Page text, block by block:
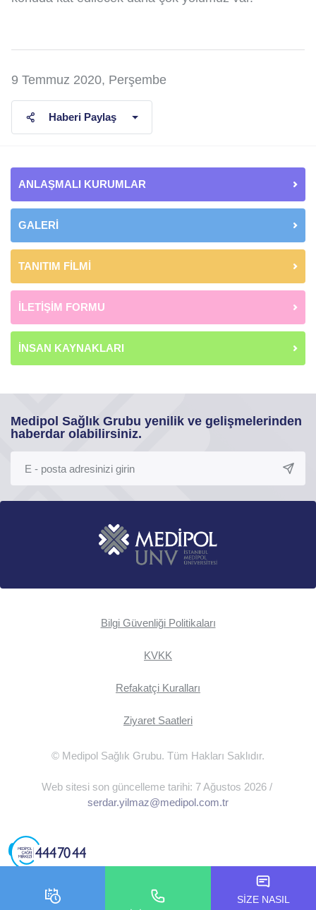
9 Temmuz 2020, Perşembe
Haberi Paylaş
ANLAŞMALI KURUMLAR
GALERİ
TANITIM FİLMİ
İLETİŞİM FORMU
İNSAN KAYNAKLARI
Medipol Sağlık Grubu yenilik ve gelişmelerinden
haberdar olabilirsiniz.
Bilgi Güvenliği Politikaları
KVKK
Refakatçi Kuralları
Ziyaret Saatleri
© Medipol Sağlık Grubu. Tüm Hakları Saklıdır.
Web sitesi son güncelleme tarihi: 7 Ağustos 2026 /
serdar.yilmaz@medipol.com.tr
SİZE NASIL